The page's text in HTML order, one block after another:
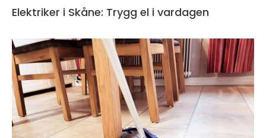
Elektriker i Skåne: Trygg el i vardagen